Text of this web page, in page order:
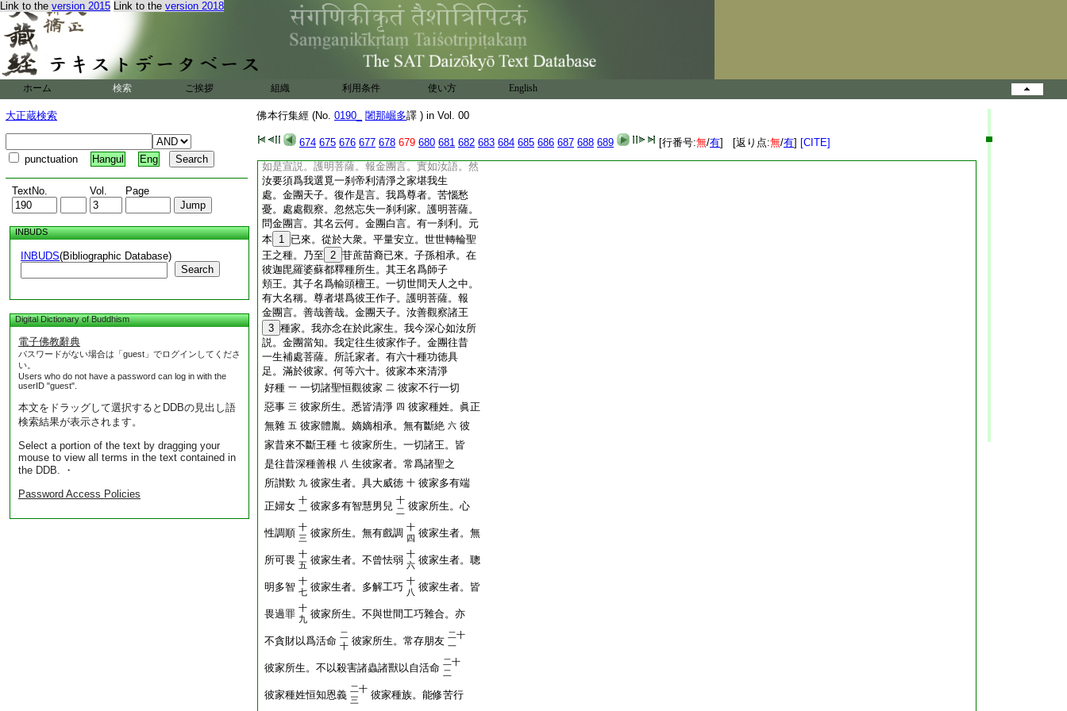
Link to the version 2015 Link to the version 2018
ホーム 検索 ご挨拶 組織 利用条件 使い方 English
大正蔵検索
punctuation Hangul Eng
TextNo. Vol. Page
INBUDS
INBUDS(Bibliographic Database)
Search
Digital Dictionary of Buddhism
電子佛教辭典
パスワードがない場合は「guest」でログインしてくださ
い。
Users who do not have a password can log in with the
userID "guest".
本文をドラッグして選択するとDDBの見出し語
検索結果が表示されます。
Select a portion of the text by dragging your
mouse to view all terms in the text contained in
the DDB. ・
Password Access Policies
佛本行集經 (No. 0190_ 闍那崛多譯 ) in Vol. 00
674 675 676 677 678 679 680 681 682 683 684 685 686 687 688 689 [行番号:無/有] [返り点:無/有] [CITE]
國主。婆羅門種。治化在於毘紐之上。名月支
王。父母種姓。清淨具足。兼解祭祀諸天之法。
四毘陀論。皆悉了知。尊者堪爲彼王作子。護
明菩薩。報金團言。此理雖然。但我下生。出家
成道。要須刹利。不欲生彼婆羅門家。是故汝
金團天子。復作是言。我於閻浮一切諸國。處
處聚落。處處諸王。處處村舍。處處城
17
邑。處
處刹利。各住諸城。而是刹利。造種種業。我爲
尊者。經歴已來。生於無量疲極苦惱。心迷意
如是宣説。護明菩薩。報金團言。實如汝語。然
汝要須爲我選覓一刹帝利清淨之家堪我生
處。金團天子。復作是言。我爲尊者。苦惱愁
憂。處處觀察。忽然忘失一刹利家。護明菩薩。
問金團言。其名云何。金團白言。有一刹利。元
本 1 已來。從於大衆。平量安立。世世轉輪聖
王之種。乃至 2 苷蔗苗裔已來。子孫相承。在
彼迦毘羅婆蘇都釋種所生。其王名爲師子
頬王。其子名爲輸頭檀王。一切世間天人之中。
有大名稱。尊者堪爲彼王作子。護明菩薩。報
金團言。善哉善哉。金團天子。汝善觀察諸王
3 種家。我亦念在於此家生。我今深心如汝所
説。金團當知。我定往生彼家作子。金團往昔
一生補處菩薩。所託家者。有六十種功徳具
足。滿於彼家。何等六十。彼家本來清淨
好種 一 一切諸聖恒觀彼家 二 彼家不行一切
惡事 三 彼家所生。悉皆清淨 四 彼家種姓。眞正
無雜 五 彼家體胤。嫡嫡相承。無有斷絶 六 彼
家昔來不斷王種 七 彼家所生。一切諸王。皆
是往昔深種善根 八 生彼家者。常爲諸聖之
所讃歎 九 彼家生者。具大威徳 十 彼家多有端
正婦女 十
一 彼家多有智慧男兒 十
二 彼家所生。心
性調順 十
三 彼家所生。無有戲調 十
四 彼家生者。無
所可畏 十
五 彼家生者。不曾怯弱 十
六 彼家生者。聰
明多智 十
七 彼家生者。多解工巧 十
八 彼家生者。皆
畏過罪 十
九 彼家所生。不與世間工巧雜合。亦
不貪財以爲活命 二
十 彼家所生。常存朋友 二十
一
彼家所生。不以殺害諸蟲諸獸以自活命 二十
二
彼家種姓恒知恩義 二十
三
彼家種族。能修苦行